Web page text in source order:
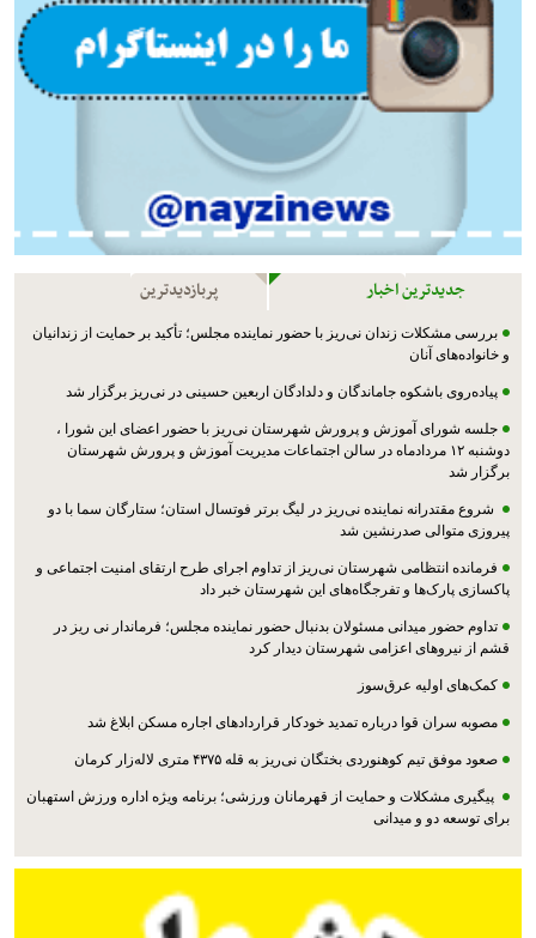
جدیدترین اخبار پربازدیدترین
بررسی مشکلات زندان نی‌ریز با حضور نماینده مجلس؛ تأکید بر حمایت از زندانیان
و خانواده‌های آنان
پیاده‌روی باشکوه جاماندگان و دلدادگان اربعین حسینی در نی‌ریز برگزار شد
جلسه شورای آموزش و پرورش شهرستان نی‌ریز با حضور اعضای این شورا ،
دوشنبه ۱۲ مردادماه در سالن اجتماعات مدیریت آموزش و پرورش شهرستان
برگزار شد
شروع مقتدرانه نماینده نی‌ریز در لیگ برتر فوتسال استان؛ ستارگان سما با دو
پیروزی متوالی صدرنشین شد
فرمانده انتظامی شهرستان نی‌ریز از تداوم اجرای طرح ارتقای امنیت اجتماعی و
پاکسازی پارک‌ها و تفرجگاه‌های این شهرستان خبر داد
تداوم حضور میدانی مسئولان بدنبال حضور نماینده مجلس؛ فرماندار نی ریز در
قشم از نیروهای اعزامی شهرستان دیدار کرد
کمک‌های اولیه عرق‌سوز
مصوبه سران قوا درباره تمدید خودکار قراردادهای اجاره مسکن ابلاغ شد
صعود موفق تیم کوهنوردی بختگان نی‌ریز به قله ۴۳۷۵ متری لاله‌زار کرمان
پیگیری مشکلات و حمایت از قهرمانان ورزشی؛ برنامه ویژه اداره ورزش استهبان
برای توسعه دو و میدانی